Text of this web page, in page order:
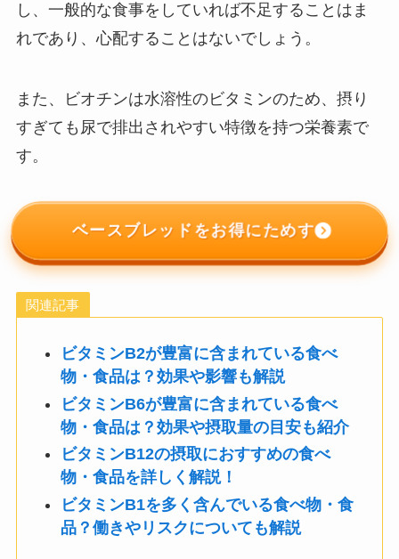
し、一般的な食事をしていれば不足することはま
れであり、心配することはないでしょう。
また、ビオチンは水溶性のビタミンのため、摂り
すぎても尿で排出されやすい特徴を持つ栄養素で
す。
ベースブレッドをお得にためす
関連記事
ビタミンB2が豊富に含まれている食べ
物・食品は？効果や影響も解説
ビタミンB6が豊富に含まれている食べ
物・食品は？効果や摂取量の目安も紹介
ビタミンB12の摂取におすすめの食べ
物・食品を詳しく解説！
ビタミンB1を多く含んでいる食べ物・食
品？働きやリスクについても解説